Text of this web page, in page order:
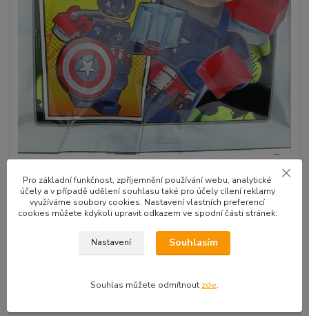
Pro základní funkčnost, zpříjemnění používání webu, analytické
účely a v případě udělení souhlasu také pro účely cílení reklamy
využíváme soubory cookies. Nastavení vlastních preferencí
cookies můžete kdykoli upravit odkazem ve spodní části stránek.
Nastavení Souhlasím
Souhlas můžete odmítnout zde.